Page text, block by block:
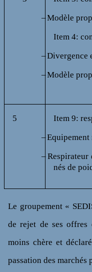
–Modèle
Item 4:
–Divergence
–Modèle
5
Item 9:
–Equipement
–Respirateur
nés de
Le groupement «
de rejet de ses
moins chère et
passation des marchés